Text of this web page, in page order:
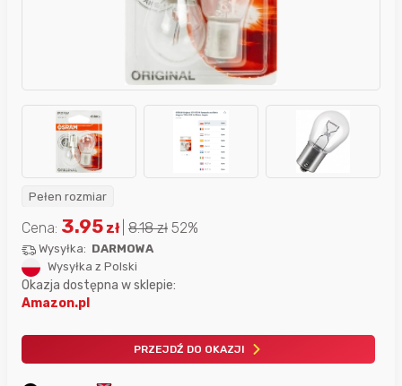
Pełen rozmiar
Cena: 3.95 zł 8.18zł 52%
Wysyłka: DARMOWA
Wysyłka z Polski
Okazja dostępna w sklepie:
Amazon.pl
PRZEJDŹ DO OKAZJI